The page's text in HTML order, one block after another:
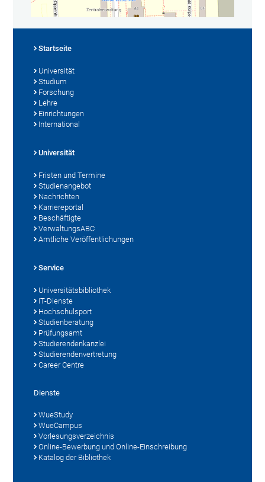
Startseite
Universität
Studium
Forschung
Lehre
Einrichtungen
International
Universität
Fristen und Termine
Studienangebot
Nachrichten
Karriereportal
Beschäftigte
VerwaltungsABC
Amtliche Veröffentlichungen
Service
Universitätsbibliothek
IT-Dienste
Hochschulsport
Studienberatung
Prüfungsamt
Studierendenkanzlei
Studierendenvertretung
Career Centre
Dienste
WueStudy
WueCampus
Vorlesungsverzeichnis
Online-Bewerbung und Online-Einschreibung
Katalog der Bibliothek